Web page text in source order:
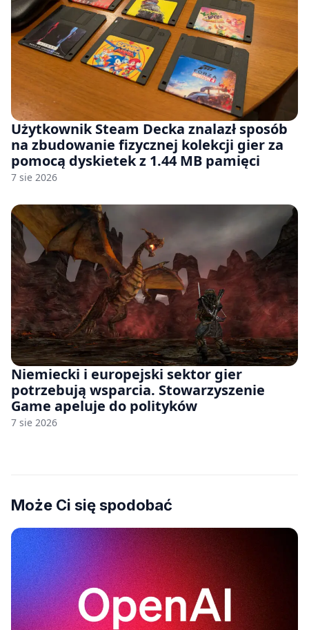
Użytkownik Steam Decka znalazł sposób
na zbudowanie fizycznej kolekcji gier za
pomocą dyskietek z 1.44 MB pamięci
7 sie 2026
Niemiecki i europejski sektor gier
potrzebują wsparcia. Stowarzyszenie
Game apeluje do polityków
7 sie 2026
Może Ci się spodobać